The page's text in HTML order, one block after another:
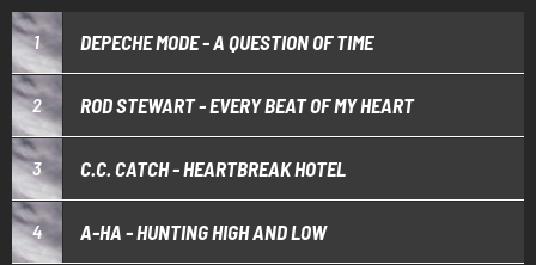
1 DEPECHE MODE - A QUESTION OF TIME
2 ROD STEWART - EVERY BEAT OF MY HEART
3 C.C. CATCH - HEARTBREAK HOTEL
4 A-HA - HUNTING HIGH AND LOW